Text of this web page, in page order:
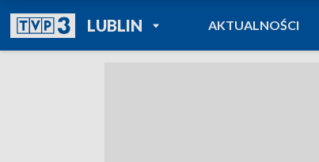
LUBLINPOWRÓT DO
TVP REGIONY
AKTUALNOŚCI